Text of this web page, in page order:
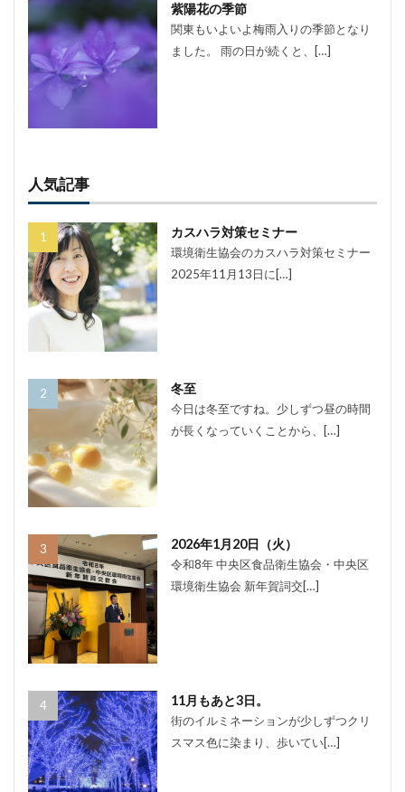
紫陽花の季節
関東もいよいよ梅雨入りの季節となり
ました。 雨の日が続くと、[…]
人気記事
カスハラ対策セミナー
環境衛生協会のカスハラ対策セミナー
2025年11月13日に[…]
冬至
今日は冬至ですね。少しずつ昼の時間
が長くなっていくことから、[…]
2026年1月20日（火）
令和8年 中央区食品衛生協会・中央区
環境衛生協会 新年賀詞交[…]
11月もあと3日。
街のイルミネーションが少しずつクリ
スマス色に染まり、歩いてい[…]